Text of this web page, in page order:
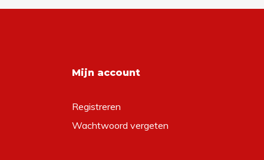
Mijn account
Registreren
Wachtwoord vergeten